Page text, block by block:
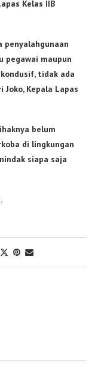
Kelas IIB
penyalahgunaan
pegawai maupun
tidak ada
Joko, Kepala Lapas
belum
di lingkungan
siapa saja